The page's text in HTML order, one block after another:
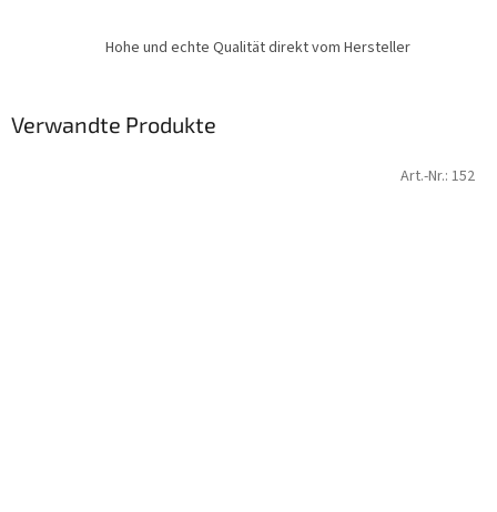
Hohe und echte Qualität direkt vom Hersteller
Verwandte Produkte
Art.-Nr.: 152